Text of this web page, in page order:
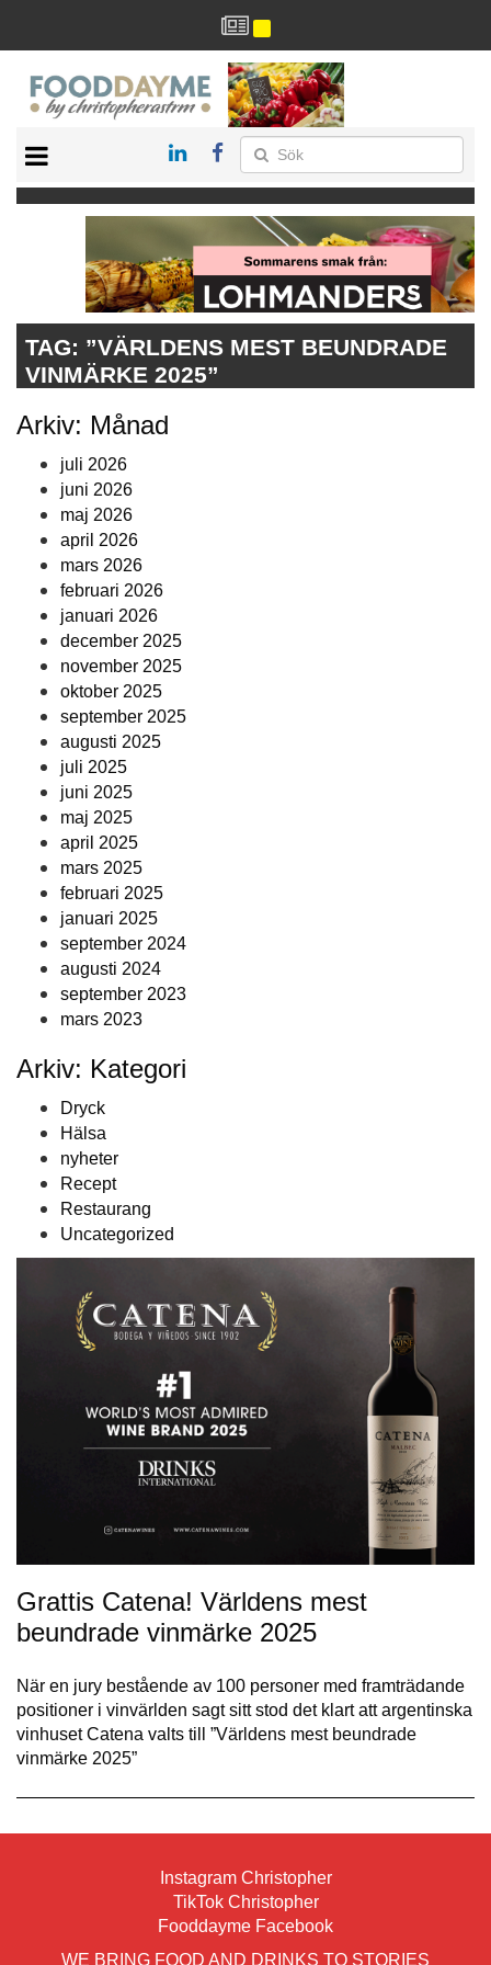
DRYCK
RECEPT
RESTAURANG
TAG: ”VÄRLDENS MEST BEUNDRADE
VINMÄRKE 2025”
Arkiv: Månad
juli 2026
juni 2026
maj 2026
april 2026
mars 2026
februari 2026
januari 2026
december 2025
november 2025
oktober 2025
september 2025
augusti 2025
juli 2025
juni 2025
maj 2025
april 2025
mars 2025
februari 2025
januari 2025
september 2024
augusti 2024
september 2023
mars 2023
Arkiv: Kategori
Dryck
Hälsa
nyheter
Recept
Restaurang
Uncategorized
Grattis Catena! Världens mest
beundrade vinmärke 2025
När en jury bestående av 100 personer med framträdande
positioner i vinvärlden sagt sitt stod det klart att argentinska
vinhuset Catena valts till ”Världens mest beundrade
vinmärke 2025”
Instagram Christopher
TikTok Christopher
Fooddayme Facebook
WE BRING FOOD AND DRINKS TO STORIES